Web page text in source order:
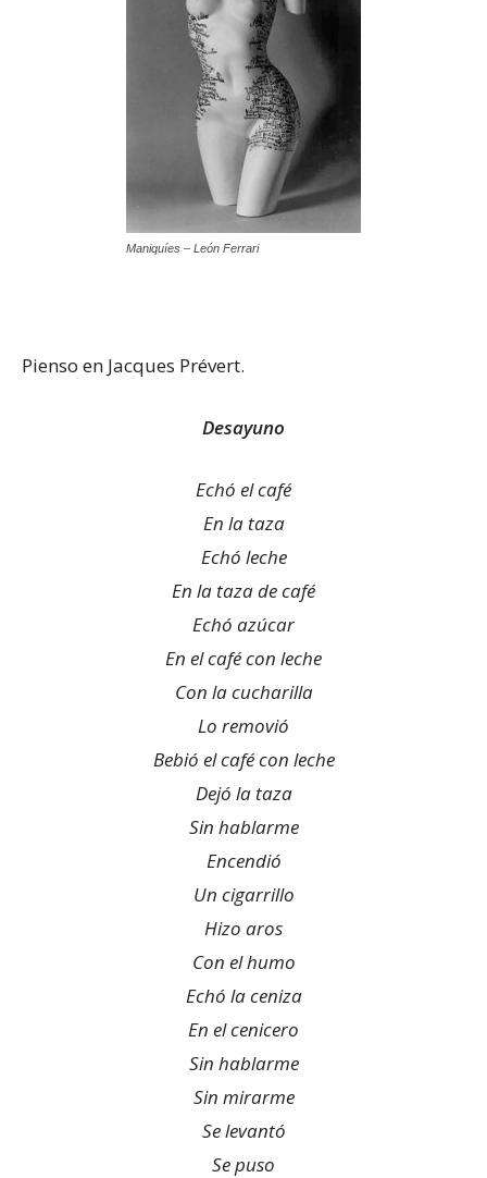
Maniquíes – León Ferrari
Pienso en Jacques Prévert.
Desayuno
Echó el café
En la taza
Echó leche
En la taza de café
Echó azúcar
En el café con leche
Con la cucharilla
Lo removió
Bebió el café con leche
Dejó la taza
Sin hablarme
Encendió
Un cigarrillo
Hizo aros
Con el humo
Echó la ceniza
En el cenicero
Sin hablarme
Sin mirarme
Se levantó
Se puso